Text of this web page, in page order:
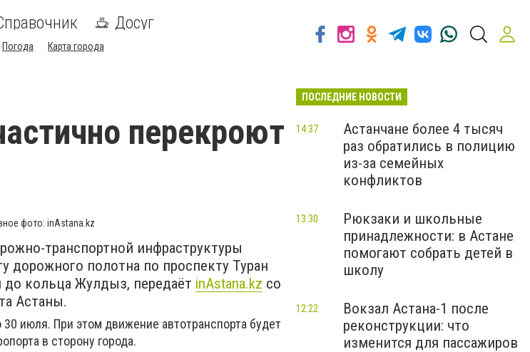
Досуг
Погода Карта города
перекроют
фото: inAstana.kz
транспортной инфраструктуры
дорожного полотна по проспекту Туран
до кольца Жулдыз, передаёт inAstana.kz со
Астаны.
июля. При этом движение автотранспорта будет
в сторону города.
ПОСЛЕДНИЕ НОВОСТИ
Астанчане более 4 тысяч
раз обратились в полицию
из-за семейных
конфликтов
14:37
Рюкзаки и школьные
принадлежности: в Астане
помогают собрать детей в
школу
13:30
Вокзал Астана-1 после
реконструкции: что
изменится для пассажиров
12:22